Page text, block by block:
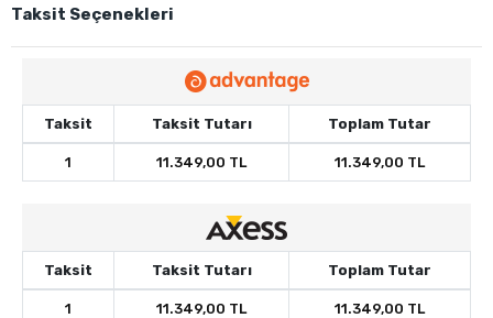
Taksit Seçenekleri
Taksit Taksit Tutarı Toplam Tutar
1 11.349,00 TL 11.349,00 TL
Taksit Taksit Tutarı Toplam Tutar
1 11.349,00 TL 11.349,00 TL